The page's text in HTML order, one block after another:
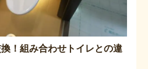
！組み合わせトイレとの違